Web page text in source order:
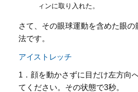
ィンに取り入れた。
さて、その眼球運動を含めた眼の
法です。
アイストレッチ
1．顔を動かさずに目だけ左方向
てください。その状態で3秒。